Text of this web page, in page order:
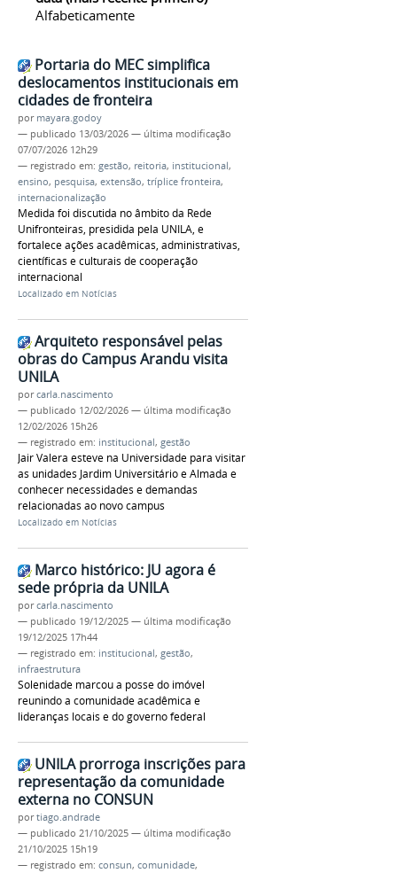
Alfabeticamente
Portaria do MEC simplifica
deslocamentos institucionais em
cidades de fronteira
por mayara.godoy
— publicado 13/03/2026 — última modificação
07/07/2026 12h29
— registrado em: gestão, reitoria, institucional,
ensino, pesquisa, extensão, tríplice fronteira,
internacionalização
Medida foi discutida no âmbito da Rede
Unifronteiras, presidida pela UNILA, e
fortalece ações acadêmicas, administrativas,
científicas e culturais de cooperação
internacional
Localizado em Notícias
Arquiteto responsável pelas
obras do Campus Arandu visita
UNILA
porcarla.nascimento
— publicado 12/02/2026 — última modificação
12/02/2026 15h26
— registrado em: institucional, gestão
Jair Valera esteve na Universidade para visitar
as unidades Jardim Universitário e Almada e
conhecer necessidades e demandas
relacionadas ao novo campus
Localizado em Notícias
Marco histórico: JU agora é
sede própria da UNILA
porcarla.nascimento
— publicado 19/12/2025 — última modificação
19/12/2025 17h44
— registrado em: institucional, gestão,
infraestrutura
Solenidade marcou a posse do imóvel
reunindo a comunidade acadêmica e
lideranças locais e do governo federal
UNILA prorroga inscrições para
representação da comunidade
externa no CONSUN
portiago.andrade
— publicado 21/10/2025 — última modificação
21/10/2025 15h19
— registrado em: consun, comunidade,